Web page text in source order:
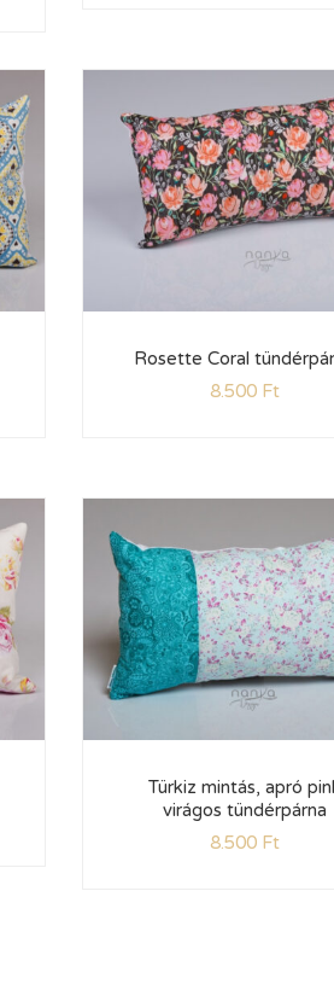
Rosette Coral
8.500 Ft
Türkiz mintás, apró
virágos tündérpárna
8.500 Ft